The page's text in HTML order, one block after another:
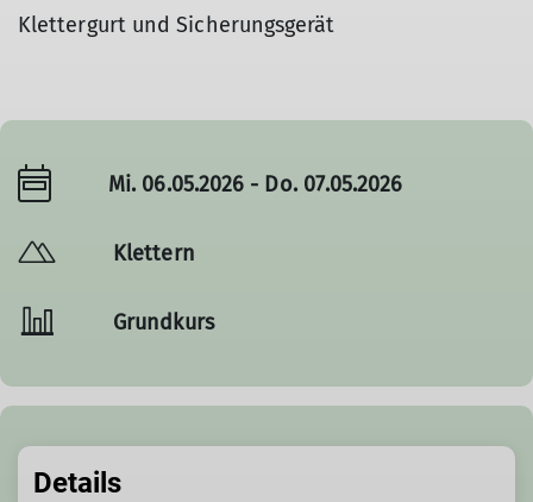
Klettergurt und Sicherungsgerät
Mi. 06.05.2026 - Do. 07.05.2026
Klettern
Grundkurs
Details